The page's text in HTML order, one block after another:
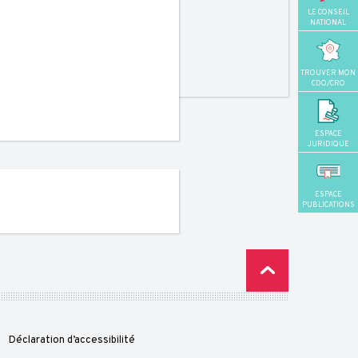
Déclaration d’accessibilité
LE CONSEIL
NATIONAL
TROUVER MON
CDO/CRO
ESPACE
JURIDIQUE
ESPACE
PUBLICATIONS